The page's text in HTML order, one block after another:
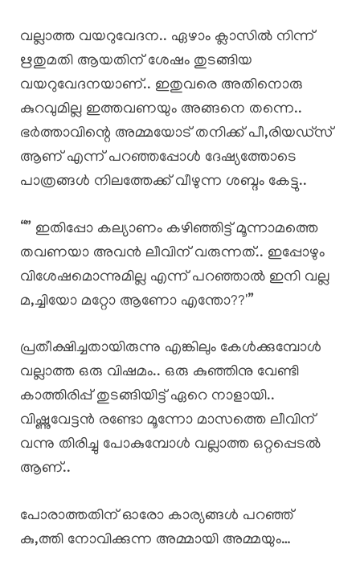
വല്ലാത്ത വയറുവേദന.. ഏഴാം ക്ലാസിൽ നിന്ന്
ഋതുമതി ആയതിന് ശേഷം തുടങ്ങിയ
വയറുവേദനയാണ്.. ഇതുവരെ അതിനൊരു
കുറവുമില്ല ഇത്തവണയും അങ്ങനെ തന്നെ..
ഭർത്താവിന്റെ അമ്മയോട് തനിക്ക് പീ,രിയഡ്സ്
ആണ് എന്ന് പറഞ്ഞപ്പോൾ ദേഷ്യത്തോടെ
പാത്രങ്ങൾ നിലത്തേക്ക് വീഴുന്ന ശബ്ദം കേട്ടു..
“” ഇതിപ്പോ കല്യാണം കഴിഞ്ഞിട്ട് മൂന്നാമത്തെ
തവണയാ അവൻ ലീവിന് വരുന്നത്.. ഇപ്പോഴും
വിശേഷമൊന്നുമില്ല എന്ന് പറഞ്ഞാൽ ഇനി വല്ല
മ,ച്ചിയോ മറ്റോ ആണോ എന്തോ??'”
പ്രതീക്ഷിച്ചതായിരുന്നു എങ്കിലും കേൾക്കുമ്പോൾ
വല്ലാത്ത ഒരു വിഷമം.. ഒരു കുഞ്ഞിനു വേണ്ടി
കാത്തിരിപ്പ് തുടങ്ങിയിട്ട് ഏറെ നാളായി..
വിഷ്ണുവേട്ടൻ രണ്ടോ മൂന്നോ മാസത്തെ ലീവിന്
വന്നു തിരിച്ചു പോകുമ്പോൾ വല്ലാത്ത ഒറ്റപ്പെടൽ
ആണ്..
പോരാത്തതിന് ഓരോ കാര്യങ്ങൾ പറഞ്ഞ്
കു,ത്തി നോവിക്കുന്ന അമ്മായി അമ്മയും…